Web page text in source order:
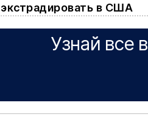
экстрадировать в США
Узнай все в